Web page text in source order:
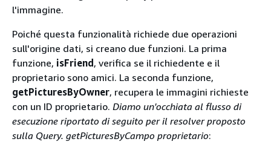
l'immagine.
Poiché questa funzionalità richiede due operazioni
sull'origine dati, si creano due funzioni. La prima
funzione, isFriend , verifica se il richiedente e il
proprietario sono amici. La seconda funzione,
getPicturesByOwner, recupera le immagini richieste
con un ID proprietario. Diamo un'occhiata al flusso di
esecuzione riportato di seguito per il resolver proposto
sulla Query. getPicturesByCampo proprietario: